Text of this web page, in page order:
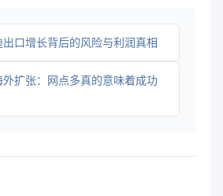
出口增长背后的风险与利润真相
外扩张：网点多真的意味着成功